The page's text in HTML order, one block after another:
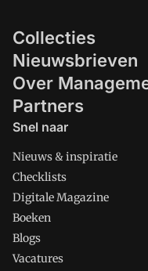
Collecties
Nieuwsbrieven
Over
Partners
Snel naar
Nieuws & inspiratie
Checklists
Digitale Magazine
Boeken
Blogs
Vacatures